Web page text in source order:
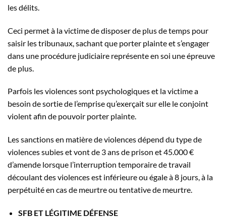
les délits.
Ceci permet à la victime de disposer de plus de temps pour
saisir les tribunaux, sachant que porter plainte et s’engager
dans une procédure judiciaire représente en soi une épreuve
de plus.
Parfois les violences sont psychologiques et la victime a
besoin de sortie de l’emprise qu’exerçait sur elle le conjoint
violent afin de pouvoir porter plainte.
Les sanctions en matière de violences dépend du type de
violences subies et vont de 3 ans de prison et 45.000 €
d’amende lorsque l’interruption temporaire de travail
découlant des violences est inférieure ou égale à 8 jours, à la
perpétuité en cas de meurtre ou tentative de meurtre.
SFB ET LÉGITIME DÉFENSE